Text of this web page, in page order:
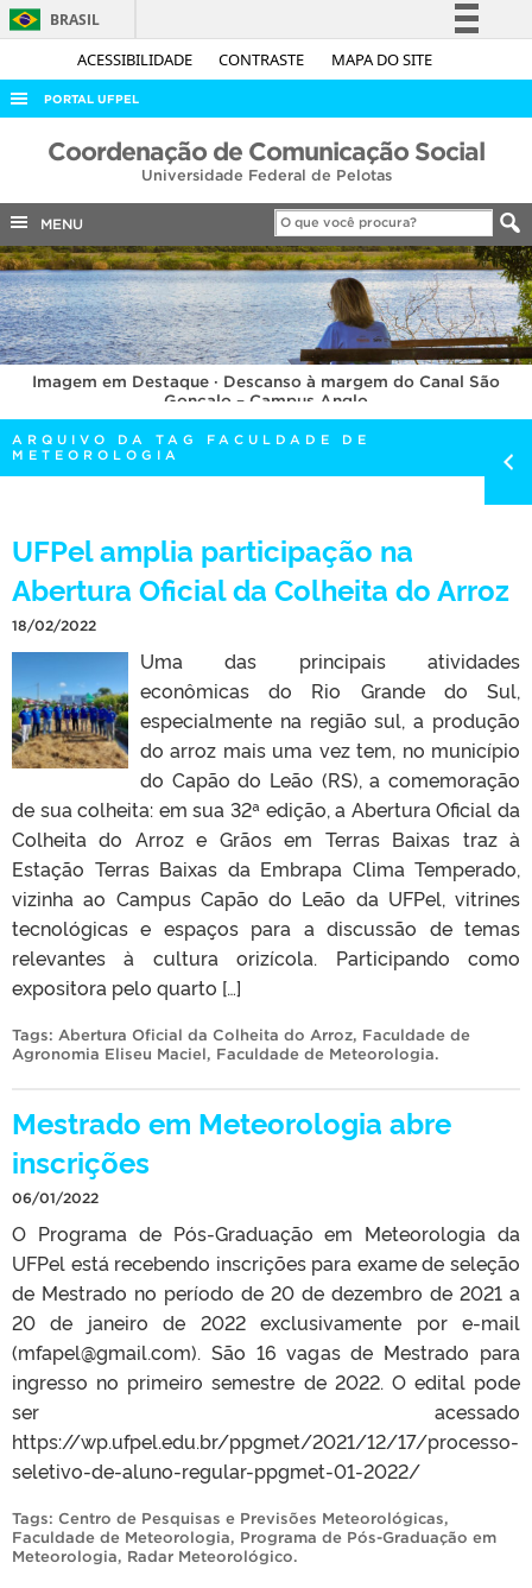
ACESSIBILIDADE CONTRASTE MAPA DO SITE
BRASIL
Simplifique!
Acesso à informação
Legislação
Canais
PORTAL UFPEL
ACESSO À INFORMAÇÃO
COBALTO
CONCURSOS
EDITAIS
INTERNACIONAL
OUVIDORIA
PORTARIAS
TELEFONES
Coordenação de Comunicação Social
Universidade Federal de Pelotas
MENU
Imagem em Destaque · Descanso à margem do Canal São
Gonçalo – Campus Anglo
ARQUIVO DA TAG FACULDADE DE
METEOROLOGIA
UFPel amplia participação na
Abertura Oficial da Colheita do Arroz
18/02/2022
Uma das principais atividades
econômicas do Rio Grande do Sul,
especialmente na região sul, a produção
do arroz mais uma vez tem, no município
do Capão do Leão (RS), a comemoração
de sua colheita: em sua 32ª edição, a Abertura Oficial da
Colheita do Arroz e Grãos em Terras Baixas traz à
Estação Terras Baixas da Embrapa Clima Temperado,
vizinha ao Campus Capão do Leão da UFPel, vitrines
tecnológicas e espaços para a discussão de temas
relevantes à cultura orizícola. Participando como
expositora pelo quarto […]
Tags: Abertura Oficial da Colheita do Arroz, Faculdade de
Agronomia Eliseu Maciel, Faculdade de Meteorologia.
Mestrado em Meteorologia abre
inscrições
06/01/2022
O Programa de Pós-Graduação em Meteorologia da
UFPel está recebendo inscrições para exame de seleção
de Mestrado no período de 20 de dezembro de 2021 a
20 de janeiro de 2022 exclusivamente por e-mail
(mfapel@gmail.com). São 16 vagas de Mestrado para
ingresso no primeiro semestre de 2022. O edital pode
ser acessado
https://wp.ufpel.edu.br/ppgmet/2021/12/17/processo-
seletivo-de-aluno-regular-ppgmet-01-2022/
Tags: Centro de Pesquisas e Previsões Meteorológicas,
Faculdade de Meteorologia, Programa de Pós-Graduação em
Meteorologia, Radar Meteorológico.